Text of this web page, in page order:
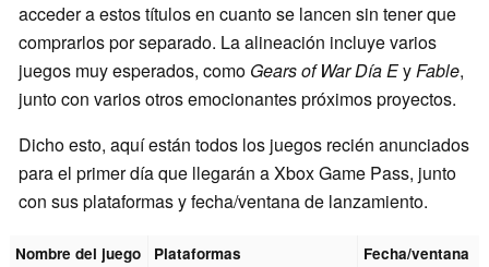
acceder a estos títulos en cuanto se lancen sin tener que
comprarlos por separado. La alineación incluye varios
juegos muy esperados, como Gears of War Día EyFable,
junto con varios otros emocionantes próximos proyectos.
Dicho esto, aquí están todos los juegos recién anunciados
para el primer día que llegarán a Xbox Game Pass, junto
con sus plataformas y fecha/ventana de lanzamiento.
Nombre del juego Plataformas
Fecha/ventana